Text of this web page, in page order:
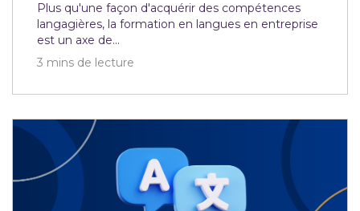
Plus qu'une façon d'acquérir des compétences
langagières, la formation en langues en entreprise
est un axe de...
3 mins de lecture